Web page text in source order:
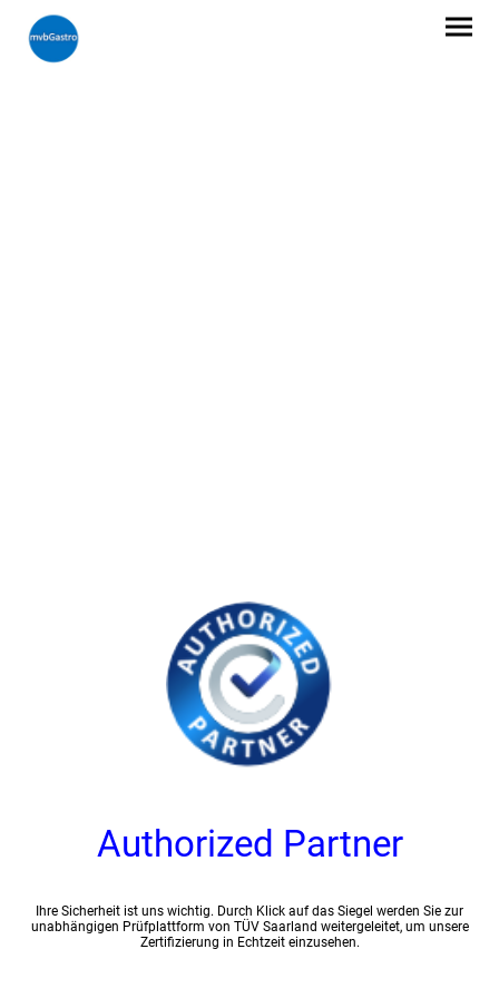
Authorized Partner
Ihre Sicherheit ist uns wichtig. Durch Klick auf das Siegel werden Sie zur
unabhängigen Prüfplattform von TÜV Saarland weitergeleitet, um unsere
Zertifizierung in Echtzeit einzusehen.